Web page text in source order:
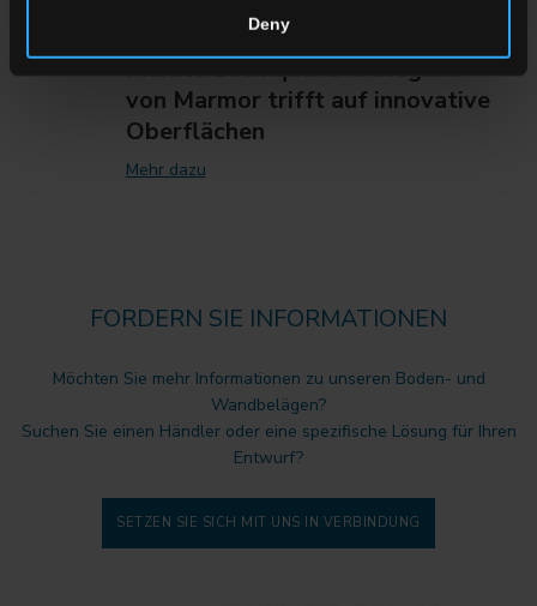
Deny
Marble Boutique: Die Eleganz
von Marmor trifft auf innovative
Oberflächen
Mehr dazu
FORDERN SIE INFORMATIONEN
Möchten Sie mehr Informationen zu unseren Boden- und
Wandbelägen?
Suchen Sie einen Händler oder eine spezifische Lösung für Ihren
Entwurf?
SETZEN SIE SICH MIT UNS IN VERBINDUNG